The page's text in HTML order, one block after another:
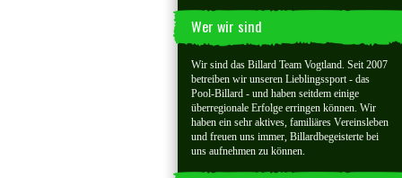
Wer wir sind
Wir sind das Billard Team Vogtland. Seit 2007
betreiben wir unseren Lieblingssport - das
Pool-Billard - und haben seitdem einige
überregionale Erfolge erringen können. Wir
haben ein sehr aktives, familiäres Vereinsleben
und freuen uns immer, Billardbegeisterte bei
uns aufnehmen zu können.